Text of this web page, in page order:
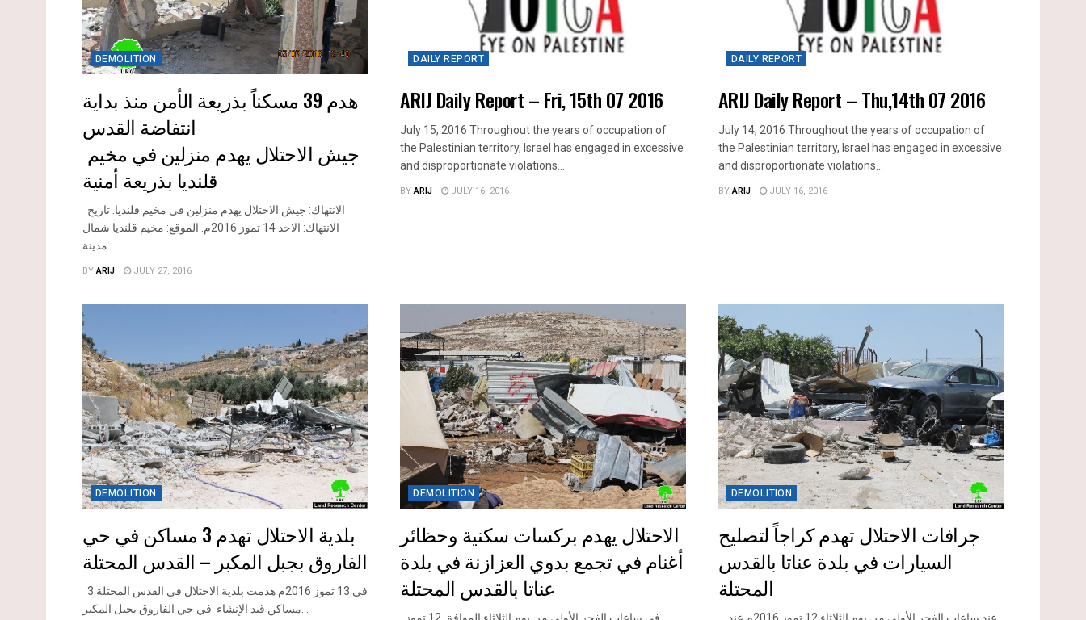
DEMOLITION
هدم 39 مسكناً بذريعة الأمن منذ بداية
انتفاضة القدس
قلنديا بذريعة أمنية
الانتهاك: الاحد 14 تموز 2016م. الموقع: مخيم قلنديا شمال
BYARIJ JULY 27, 2016
DAILY REPORT
ARIJ Daily Report – Fri, 15th 07 2016
July 15, 2016 Throughout the years of occupation of
the Palestinian territory, Israel has engaged in excessive
and disproportionate violations...
BYARIJ JULY 16, 2016
DAILY REPORT
ARIJ Daily Report – Thu,14th 07 2016
July 14, 2016 Throughout the years of occupation of
the Palestinian territory, Israel has engaged in excessive
and disproportionate violations...
BYARIJ JULY 16, 2016
DEMOLITION
بلدية الاحتلال تهدم 3 مساكن في حي
الفاروق بجبل المكبر – القدس المحتلة
DEMOLITION
الاحتلال يهدم بركسات سكنية وحظائر
أغنام في تجمع بدوي العزازنة في بلدة
عناتا بالقدس المحتلة
DEMOLITION
جرافات الاحتلال تهدم كراجاً لتصليح
السيارات في بلدة عناتا بالقدس
المحتلة